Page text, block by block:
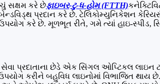
સક્ષમ કરે છેફાઇબર-ટુ-ધ-હોમ (FTTH)
પ્રદાન કરે છે. ટેલિકોમ્યુનિકેશન
કરે છે. મૂળભૂત રીતે, ગમે ત્યાં હાઇ-સ્પીડ,
પ્રદાતાના છેડે એક સિંગલ ઓપ્ટિકલ લાઇન
ઉપયોગ કરીને બહુવિધ લાઇનોમાં વિભાજિત